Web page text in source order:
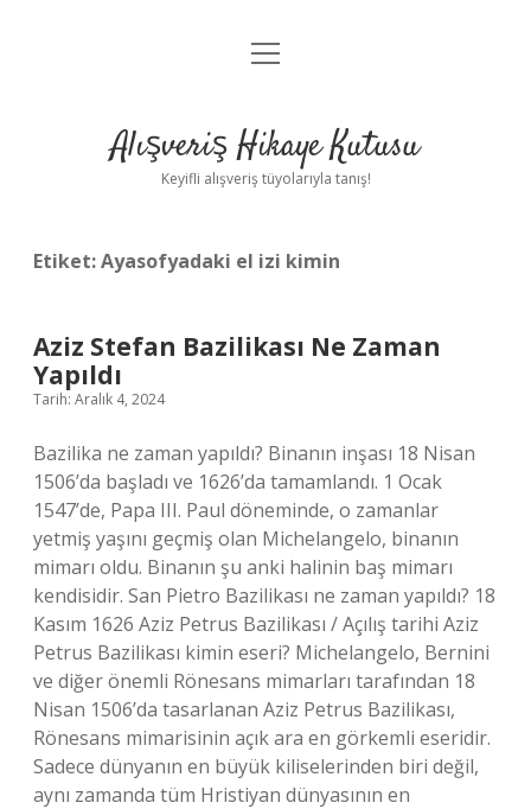
Anasayfa
Yasal Uyarı
menüyü
Alışveriş Hikaye Kutusu
Keyifli alışveriş tüyolarıyla tanış!
Etiket:Ayasofyadaki el izi kimin
Aziz Stefan Bazilikası Ne Zaman
Yapıldı
Tarih: Aralık 4, 2024
Bazilika ne zaman yapıldı? Binanın inşası 18 Nisan
1506’da başladı ve 1626’da tamamlandı. 1 Ocak
1547’de, Papa III. Paul döneminde, o zamanlar
yetmiş yaşını geçmiş olan Michelangelo, binanın
mimarı oldu. Binanın şu anki halinin baş mimarı
kendisidir. San Pietro Bazilikası ne zaman yapıldı? 18
Kasım 1626 Aziz Petrus Bazilikası / Açılış tarihi Aziz
Petrus Bazilikası kimin eseri? Michelangelo, Bernini
ve diğer önemli Rönesans mimarları tarafından 18
Nisan 1506’da tasarlanan Aziz Petrus Bazilikası,
Rönesans mimarisinin açık ara en görkemli eseridir.
Sadece dünyanın en büyük kiliselerinden biri değil,
aynı zamanda tüm Hristiyan dünyasının en